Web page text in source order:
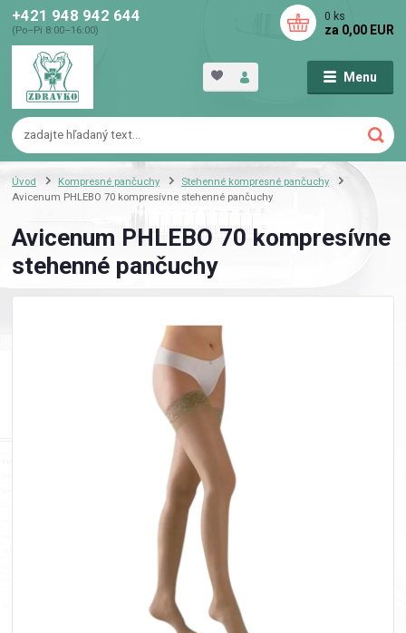
Menu
+421 948 942 644
(Po–Pi 8:00–16:00)
0 ks
za 0,00 EUR
Úvod Kompresné pančuchy
Stehenné kompresné pančuchy
Avicenum PHLEBO 70 kompresívne stehenné pančuchy
Avicenum PHLEBO 70 kompresívne
stehenné pančuchy